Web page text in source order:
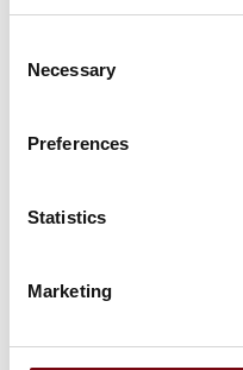
Selection
Necessary
Preferences
Statistics
Marketing
Videojet 8520 -